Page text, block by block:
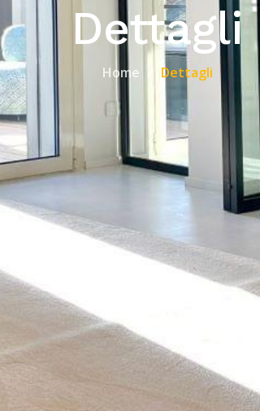
Dettagli
Home Dettagli